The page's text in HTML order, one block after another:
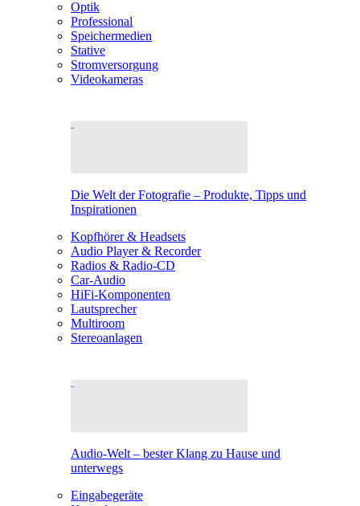
Optik
Professional
Speichermedien
Stative
Stromversorgung
Videokameras
Die Welt der Fotografie – Produkte, Tipps und
Inspirationen
Kopfhörer & Headsets
Audio Player & Recorder
Radios & Radio-CD
Car-Audio
HiFi-Komponenten
Lautsprecher
Multiroom
Stereoanlagen
Audio-Welt – bester Klang zu Hause und
unterwegs
Eingabegeräte